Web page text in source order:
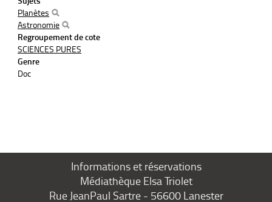
Planètes
Astronomie
Regroupement de cote
SCIENCES PURES
Genre
Doc
Informations et réservations
Médiathèque Elsa Triolet
Rue JeanPaul Sartre - 56600 Lanester